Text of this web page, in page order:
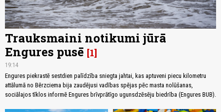
Trauksmaini notikumi jūrā
Engures pusē 1
19:14
Engures piekrastē sestdien palīdzība sniegta jahtai, kas aptuveni piecu kilometru
attālumā no Bērzciema bija zaudējusi vadības spējas pēc masta nolūšanas,
sociālajos tīklos informē Engures brīvprātīgo ugunsdzēsēju biedrība (Engures BUB).